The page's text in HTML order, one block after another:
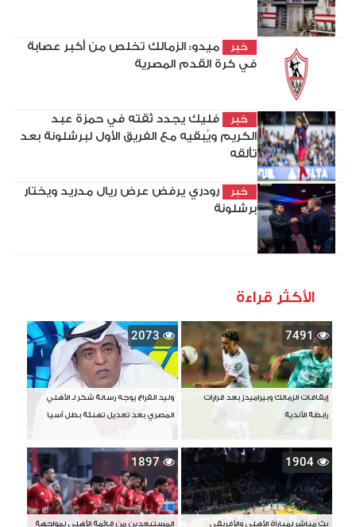
خبر
ميدو: الزمالك تخلص من أكبر عصابة
في كرة القدم المصرية
خبر
فليك يجدد ثقته في حمزة عبد
الكريم ويُبقيه مع الفريق الأول لبرشلونة بعد
تألقه
خبر
رودري يرفض عرض ريال مدريد ويختار
برشلونة
الأكثر قراءة
7491
إيقافات الزمالك وبيراميدز بعد قرارات
رابطة الأندية
2073
وليد الفراج يوجه رسالة شكر لـ الأهلي
المصري بعد تعديل تهنئة بطل آسيا
1904
بث مباشر لمباراة الأهلي والأفريقي
1897
المستبعدين من قائمة الأهلي لمواجهة